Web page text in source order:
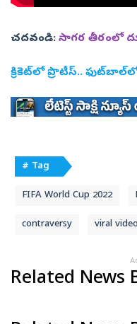
చదవండి: సాగర తీరంలో
క్రికెట్‌లో ప్రొటీస్‌..
# Tag
FIFA World Cup 2022
contraversy viral video
Related News